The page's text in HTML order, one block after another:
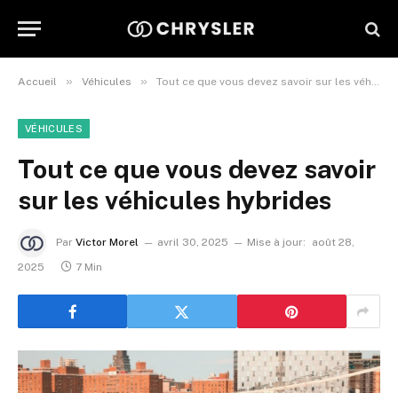
Accueil » Véhicules » Tout ce que vous devez savoir sur les véhicules hybrides
VÉHICULES
Tout ce que vous devez savoir
sur les véhicules hybrides
Par Victor Morel avril 30, 2025 Mise à jour:
août 28,
2025
7 Min